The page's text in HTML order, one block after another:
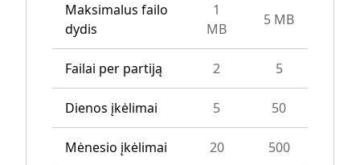
Maksimalus failo
dydis
1
MB
5 MB
Failai per partiją 2 5
Dienos įkėlimai 5 50
Mėnesio įkėlimai 20 500